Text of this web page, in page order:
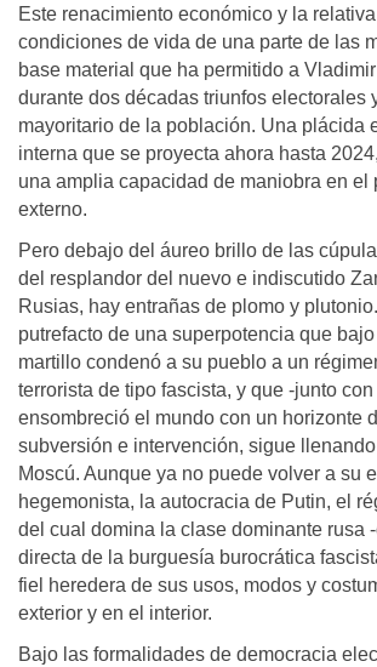
Este renacimiento económico y la
condiciones de vida de una parte de las
base material que ha permitido a
durante dos décadas triunfos electorales
mayoritario de la población. Una plácida
interna que se proyecta ahora hasta
una amplia capacidad de maniobra en el
externo.
Pero debajo del áureo brillo de las
del resplandor del nuevo e indiscutido
Rusias, hay entrañas de plomo y
putrefacto de una superpotencia que bajo
martillo condenó a su pueblo a un
terrorista de tipo fascista, y que -junto
ensombreció el mundo con un horizonte
subversión e intervención, sigue
Moscú. Aunque ya no puede volver a su
hegemonista, la autocracia de Putin, el
del cual domina la clase dominante rusa
directa de la burguesía burocrática
fiel heredera de sus usos, modos y
exterior y en el interior.
Bajo las formalidades de democracia